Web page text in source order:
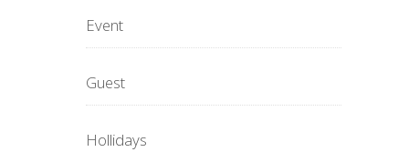
Event
Guest
Hollidays